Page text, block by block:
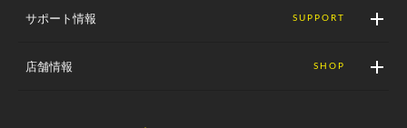
サポート情報 SUPPORT
店舗情報 SHOP